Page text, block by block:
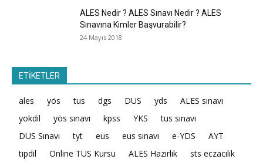
ALES Nedir ? ALES Sınavı Nedir ? ALES
Sınavına Kimler Başvurabilir?
24 Mayıs 2018
ETİKETLER
ales yös tus dgs DUS yds
ALES sınavı
yokdil
yös sınavı kpss YKS
tus sınavı
DUS Sınavı
tyt eus eus sınavı e-YDS
AYT
tıpdil
Online TUS Kursu ALES Hazırlık
sts eczacılık